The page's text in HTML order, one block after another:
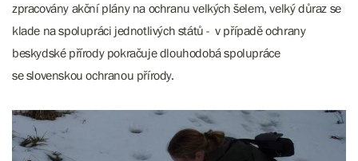
zpracovány akční plány na ochranu velkých šelem, velký důraz se
klade na spolupráci jednotlivých států - v případě ochrany
beskydské přírody pokračuje dlouhodobá spolupráce
se slovenskou ochranou přírody.